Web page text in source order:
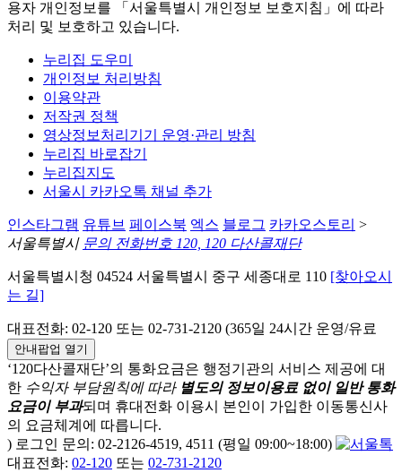
용자 개인정보를 「서울특별시 개인정보 보호지침」에 따라
처리 및 보호하고 있습니다.
누리집 도우미
개인정보 처리방침
이용약관
저작권 정책
영상정보처리기기 운영·관리 방침
누리집 바로잡기
누리집지도
서울시 카카오톡 채널 추가
인스타그램 유튜브 페이스북 엑스 블로그 카카오스토리 >
서울특별시 문의 전화번호 120, 120 다산콜재단
서울특별시청 04524 서울특별시 중구 세종대로 110 [찾아오시
는 길]
대표전화: 02-120 또는 02-731-2120 (365일 24시간 운영/유료
안내팝업 열기
‘120다산콜재단’의 통화요금은 행정기관의 서비스 제공에 대
한 수익자 부담원칙에 따라 별도의 정보이용료 없이 일반 통화
요금이 부과되며 휴대전화 이용시 본인이 가입한 이동통신사
의 요금체계에 따릅니다.
) 로그인 문의: 02-2126-4519, 4511 (평일 09:00~18:00)
대표전화: 02-120 또는 02-731-2120